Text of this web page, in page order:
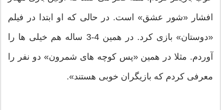
افشار «شور عشق» است. در حالی که او ابتدا در فیلم
«دوستان» بازی کرد. در همین 4-3 ساله هم خیلی ها را
آوردم. مثلا در همین «پس کوچه های شمرون» دو نفر را
معرفی کردم که بازیگران خوبی هستند».